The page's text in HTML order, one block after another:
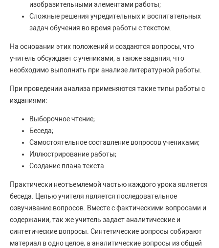
изобразительными элементами работы;
Сложные решения учредительных и воспитательных
задач обучения во время работы с текстом.
На основании этих положений и создаются вопросы, что
учитель обсуждает с учениками, а также задания, что
необходимо выполнить при анализе литературной работы.
При проведении анализа применяются такие типы работы с
изданиями:
Выборочное чтение;
Беседа;
Самостоятельное составление вопросов учениками;
Иллюстрирование работы;
Создание плана текста.
Практически неотъемлемой частью каждого урока является
беседа. Целью учителя является последовательное
озвучивание вопросов. Вместе с фактическими вопросами и
содержании, так же учитель задает аналитические и
синтетические вопросы. Синтетические вопросы собирают
материал в одно целое, а аналитические вопросы из общей